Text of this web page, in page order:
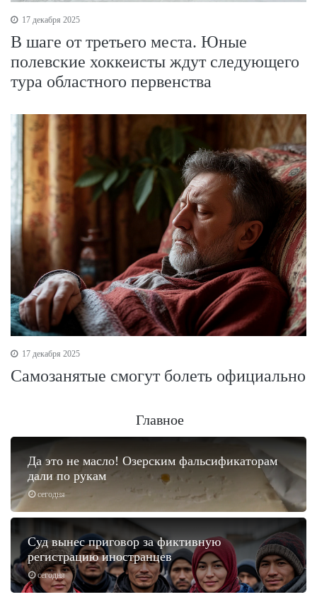
17 декабря 2025
В шаге от третьего места. Юные
полевские хоккеисты ждут следующего
тура областного первенства
17 декабря 2025
Самозанятые смогут болеть официально
Главное
сегодня
Да это не масло! Озерским фальсификаторам
дали по рукам
сегодня
Суд вынес приговор за фиктивную
регистрацию иностранцев